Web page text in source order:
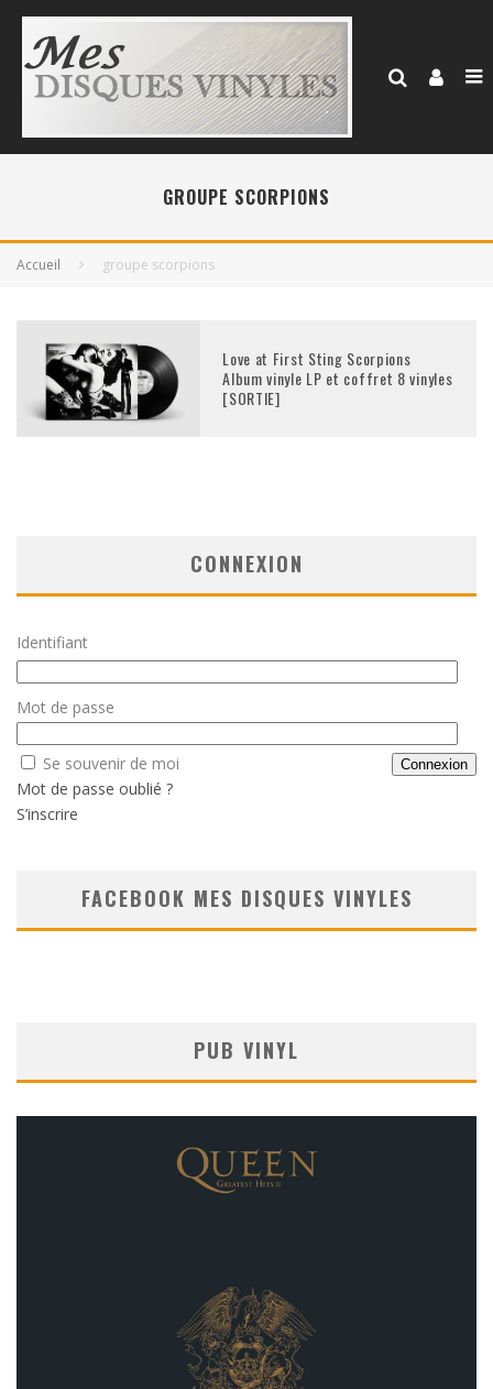
GROUPE SCORPIONS
Accueil groupe scorpions
Love at First Sting Scorpions
Album vinyle LP et coffret 8 vinyles
[SORTIE]
CONNEXION
Identifiant
Mot de passe
Se souvenir de moi
Mot de passe oublié ?
S’inscrire
FACEBOOK MES DISQUES VINYLES
PUB VINYL